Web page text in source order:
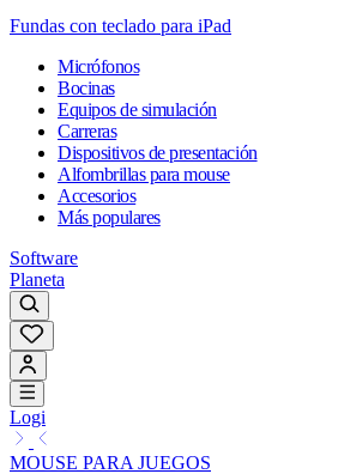
Fundas con teclado para iPad
Micrófonos
Bocinas
Equipos de simulación
Carreras
Dispositivos de presentación
Alfombrillas para mouse
Accesorios
Más populares
Software
Planeta
Logi
MOUSE PARA JUEGOS